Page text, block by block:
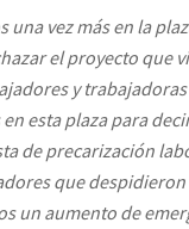
una vez más en la
el proyecto que
y
esta plaza para
de precarización
que despidieron
un aumento de